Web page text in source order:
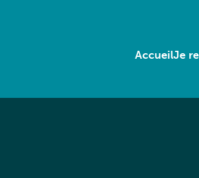
AccueilJe